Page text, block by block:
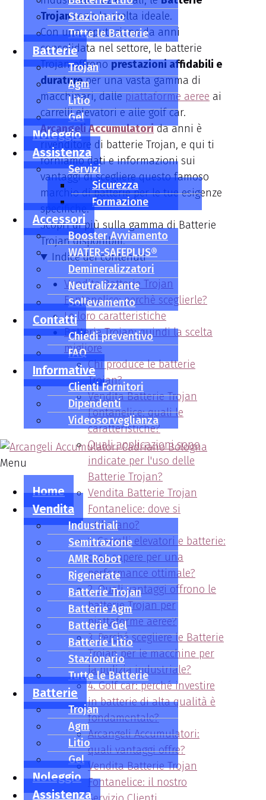
Stazionario
Tutte le Batterie
Batterie
Trojan
Agm
Litio
Gel
Noleggio
Assistenza
Servizi
Sicurezza
Formazione
Accessori
Booster Avviamento
WATER-SAFEPLUS®
Demineralizzatori
Neutralizzante
Sollevamento
Contatti
Chiedi preventivo
FAQ
Informative
Clienti Fornitori
Dipendenti
Videosorveglianza
Menu
Home
Vendita
Industriali
Semitrazione
AMR Robot
Rigenerate
Batterie Trojan
Batterie Agm
Batterie Gel
Batterie Litio
Stazionario
Tutte le Batterie
Batterie
Trojan
Agm
Litio
Gel
Noleggio
Assistenza
Trojansono la scelta ideale.
Con una reputazione da anni
consolidata nel settore, le batterie
Trojan offrono prestazioni affidabili e
duratureper una vasta gamma di
macchinari, dallepiattaforme aeree ai
carrelli elevatori e alle golf car.
Arcangeli Accumulatorida anni è
rivenditore di batterie Trojan, e qui ti
forniamo dati e informazioni sui
vantaggi di scegliere questo famoso
marchio di batterie per le tue esigenze
specifiche.
Scopri di più sulla gamma di Batterie
Trojan disponibili.
Indice dei contenuti
Vendita Batterie Trojan
Fontanelice: perchè sceglierle?
Le loro caratteristiche
Batterie Trojan: quindi la scelta
migliore
Chi produce le batterie
Trojan?
Vendita Batterie Trojan
Fontanelice: quali le
caratteristiche?
Quali applicazioni sono
indicate per l'uso delle
Batterie Trojan?
Vendita Batterie Trojan
Fontanelice: dove si
utilizzano?
1. Carrelli elevatori e batterie:
cosa sapere per una
performance ottimale?
2. Quali vantaggi offrono le
batterie Trojan per
piattaforme aeree?
3. Perché scegliere le Batterie
Trojan per le macchine per
la pulizia industriale?
4. Golf car: perché investire
in batterie di alta qualità è
fondamentale?
Arcangeli Accumulatori:
quali vantaggi offre?
Vendita Batterie Trojan
Fontanelice: il nostro